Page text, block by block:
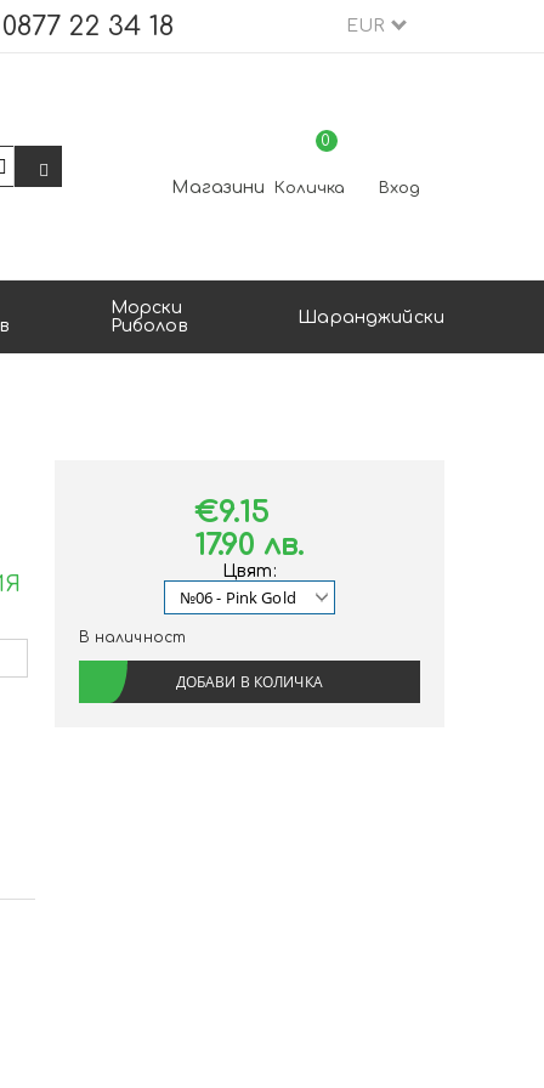
0877 22 34 18 EUR
Магазини Количка
0
Вход
Морски
Риболов
Шаранджийски
€9.15
17.90 лв.
Цвят:
В наличност